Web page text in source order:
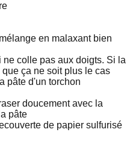
en malaxant bien
colle pas aux doigts. Si la
ça ne soit plus le cas
pâte d'un torchon
doucement avec la
pâte
de papier sulfurisé